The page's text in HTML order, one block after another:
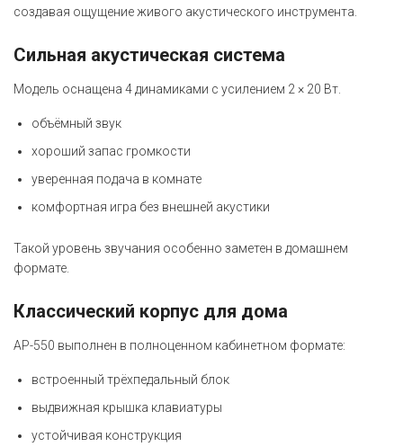
создавая ощущение живого акустического инструмента.
Сильная акустическая система
Модель оснащена 4 динамиками с усилением 2 × 20 Вт.
объёмный звук
хороший запас громкости
уверенная подача в комнате
комфортная игра без внешней акустики
Такой уровень звучания особенно заметен в домашнем
формате.
Классический корпус для дома
AP-550 выполнен в полноценном кабинетном формате:
встроенный трёхпедальный блок
выдвижная крышка клавиатуры
устойчивая конструкция